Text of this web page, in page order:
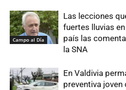
Campo al Día
Las lecciones
fuertes lluvias
país las
la SNA
En Valdivia
preventiva